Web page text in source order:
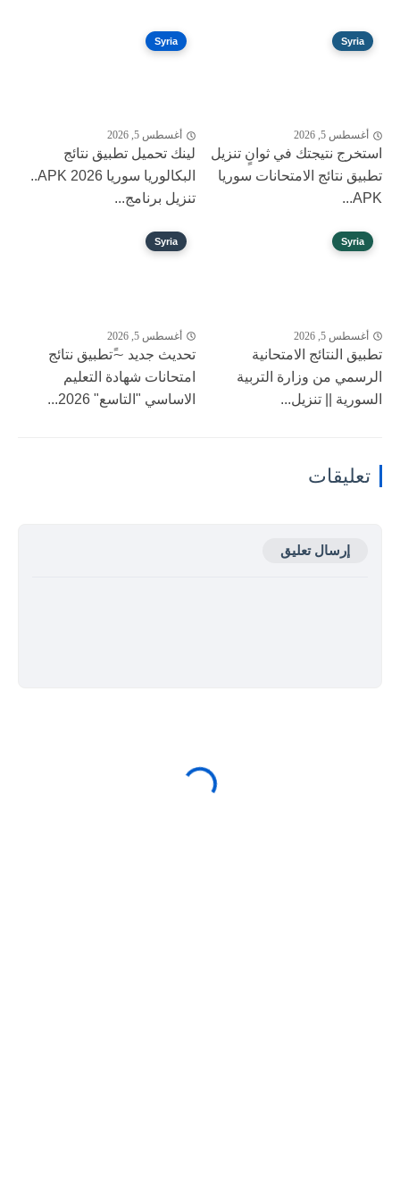
Syria
أغسطس 5, 2026
استخرج نتيجتك في ثوانٍ تنزيل
تطبيق نتائج الامتحانات سوريا
APK...
Syria
أغسطس 5, 2026
لينك تحميل تطبيق نتائج
البكالوريا سوريا 2026 APK..
تنزيل برنامج...
Syria
أغسطس 5, 2026
تطبيق النتائج الامتحانية
الرسمي من وزارة التربية
السورية || تنزيل...
Syria
أغسطس 5, 2026
تحديث جديد ~ًتطبيق نتائج
امتحانات شهادة التعليم
الاساسي "التاسع" 2026...
تعليقات
إرسال تعليق